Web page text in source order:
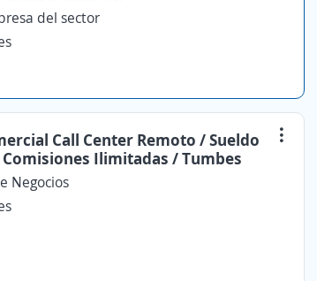
del sector
Call Center Remoto / Sueldo
Ilimitadas / Tumbes
Negocios